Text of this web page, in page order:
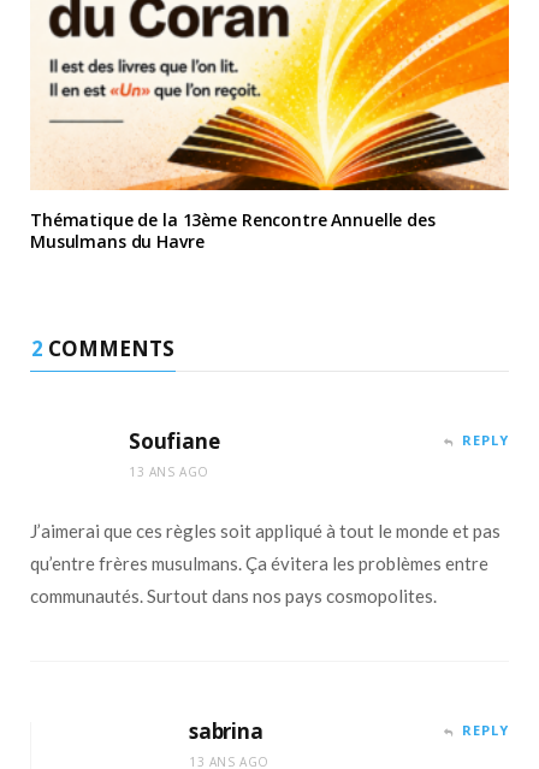
Thématique de la 13ème Rencontre Annuelle des
Musulmans du Havre
2 COMMENTS
Soufiane
13 ANS AGO
REPLY
J’aimerai que ces règles soit appliqué à tout le monde et pas
qu’entre frères musulmans. Ça évitera les problèmes entre
communautés. Surtout dans nos pays cosmopolites.
sabrina
13 ANS AGO
REPLY